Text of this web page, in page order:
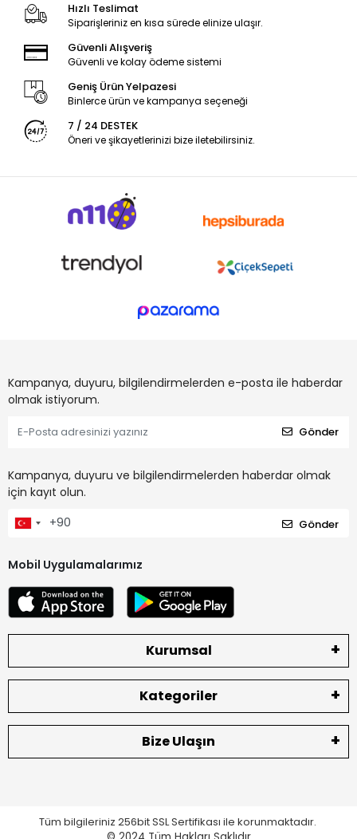
Hızlı Teslimat
Siparişleriniz en kısa sürede elinize ulaşır.
Güvenli Alışveriş
Güvenli ve kolay ödeme sistemi
Geniş Ürün Yelpazesi
Binlerce ürün ve kampanya seçeneği
7 / 24 DESTEK
Öneri ve şikayetlerinizi bize iletebilirsiniz.
Kampanya, duyuru, bilgilendirmelerden e-posta ile haberdar
olmak istiyorum.
Gönder
Kampanya, duyuru ve bilgilendirmelerden haberdar olmak
için kayıt olun.
Gönder
Mobil Uygulamalarımız
Kurumsal
Kategoriler
Bize Ulaşın
Tüm bilgileriniz 256bit SSL Sertifikası ile korunmaktadır.